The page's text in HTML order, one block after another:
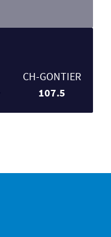
CH-GONTIER
107.5